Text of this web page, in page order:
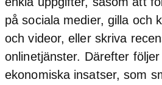
på sociala medier, gilla och
och videor, eller skriva
onlinetjänster. Därefter
ekonomiska insatser, som